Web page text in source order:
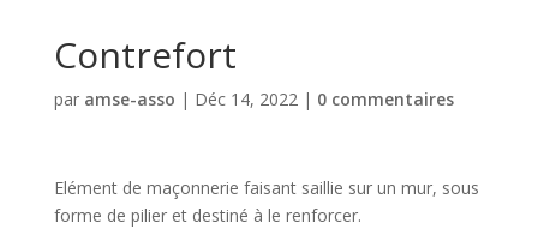
Contrefort
par amse-asso | Déc 14, 2022| 0 commentaires
Elément de maçonnerie faisant saillie sur un mur, sous
forme de pilier et destiné à le renforcer.